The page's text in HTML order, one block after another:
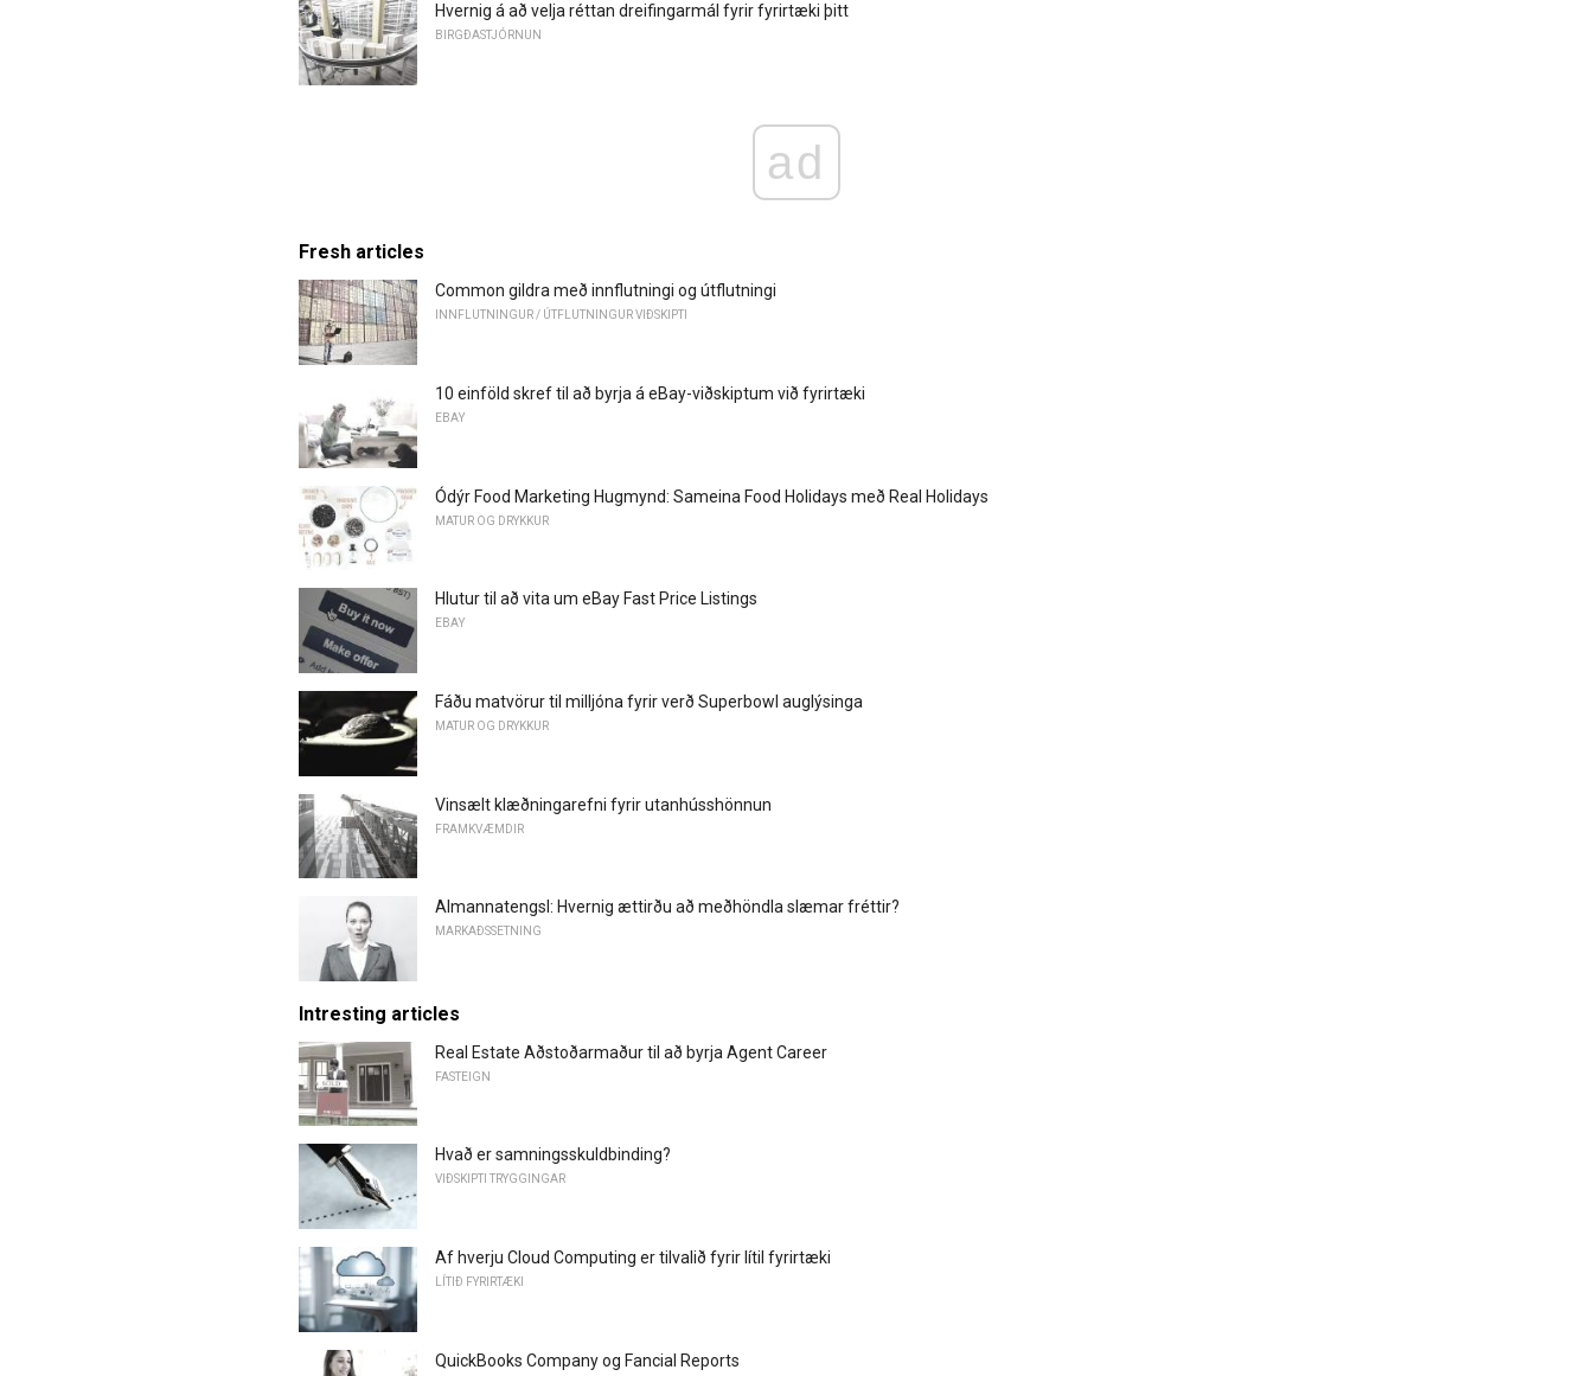
Hvernig á að velja réttan dreifingarmál fyrir fyrirtæki þitt
BIRGÐASTJÓRNUN
ad
Fresh articles
Common gildra með innflutningi og útflutningi
INNFLUTNINGUR / ÚTFLUTNINGUR VIÐSKIPTI
10 einföld skref til að byrja á eBay-viðskiptum við fyrirtæki
EBAY
Ódýr Food Marketing Hugmynd: Sameina Food Holidays með Real Holidays
MATUR OG DRYKKUR
Hlutur til að vita um eBay Fast Price Listings
EBAY
Fáðu matvörur til milljóna fyrir verð Superbowl auglýsinga
MATUR OG DRYKKUR
Vinsælt klæðningarefni fyrir utanhússhönnun
FRAMKVÆMDIR
Almannatengsl: Hvernig ættirðu að meðhöndla slæmar fréttir?
MARKAÐSSETNING
Intresting articles
Real Estate Aðstoðarmaður til að byrja Agent Career
FASTEIGN
Hvað er samningsskuldbinding?
VIÐSKIPTI TRYGGINGAR
Af hverju Cloud Computing er tilvalið fyrir lítil fyrirtæki
LÍTIÐ FYRIRTÆKI
QuickBooks Company og Fancial Reports